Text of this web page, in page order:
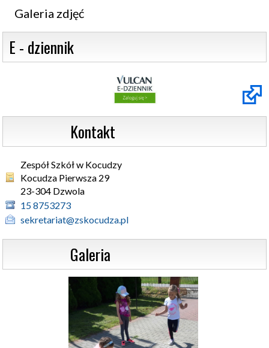
Galeria zdjęć
E - dziennik
                  Kontakt
Zespół Szkół w Kocudzy
Kocudza Pierwsza 29
23-304 Dzwola
15 8753273
sekretariat@zskocudza.pl
                  Galeria